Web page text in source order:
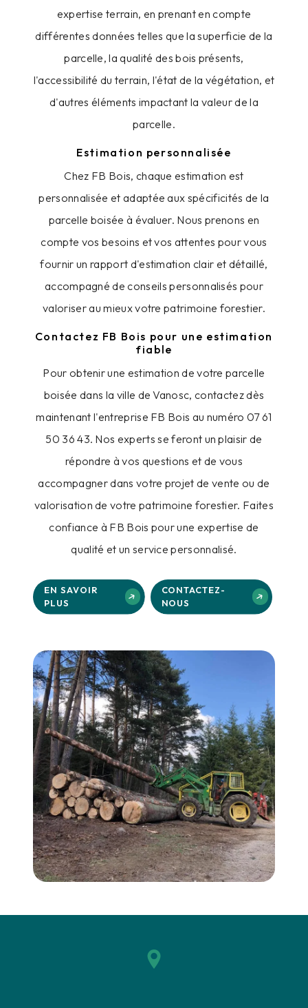
expertise terrain, en prenant en compte
différentes données telles que la superficie de la
parcelle, la qualité des bois présents,
l'accessibilité du terrain, l'état de la végétation, et
d'autres éléments impactant la valeur de la
parcelle.
Estimation personnalisée
Chez FB Bois, chaque estimation est
personnalisée et adaptée aux spécificités de la
parcelle boisée à évaluer. Nous prenons en
compte vos besoins et vos attentes pour vous
fournir un rapport d'estimation clair et détaillé,
accompagné de conseils personnalisés pour
valoriser au mieux votre patrimoine forestier.
Contactez FB Bois pour une estimation
fiable
Pour obtenir une estimation de votre parcelle
boisée dans la ville de Vanosc, contactez dès
maintenant l'entreprise FB Bois au numéro 07 61
50 36 43. Nos experts se feront un plaisir de
répondre à vos questions et de vous
accompagner dans votre projet de vente ou de
valorisation de votre patrimoine forestier. Faites
confiance à FB Bois pour une expertise de
qualité et un service personnalisé.
EN SAVOIR
PLUS
CONTACTEZ-
NOUS